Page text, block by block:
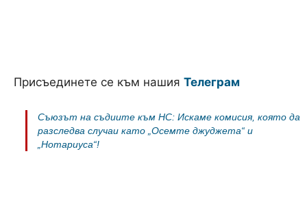
Присъединете се към нашия Телеграм
Съюзът на съдиите към НС: Искаме комисия, която да
разследва случаи като „Осемте джуджета“ и
„Нотариуса“!